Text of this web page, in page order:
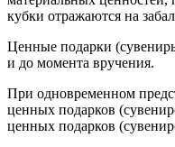
кубки отражаются на
Ценные подарки
и до момента вручения.
При одновременном
ценных подарков
ценных подарков